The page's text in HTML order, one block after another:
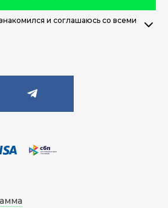
и соглашаюсь со всеми